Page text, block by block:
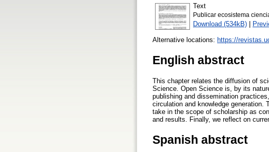
Text
Publicar ecosistema
Download (534kB) |
Alternative locations: https://
English abstract
This chapter relates the diffusion of
Science. Open Science is, by its
publishing and dissemination
circulation and knowledge generation.
take in the scope of scholarship as
and results. Finally, we reflect on
Spanish abstract